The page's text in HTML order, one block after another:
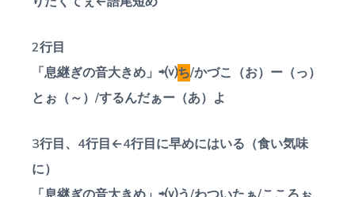
2行目
「息継ぎの音大きめ」⇨⒱ち/かづこ（お）ー（っ）
とぉ（～）/するんだぁー（あ）よ
3行目、4行目←4行目に早めにはいる（食い気味
に）